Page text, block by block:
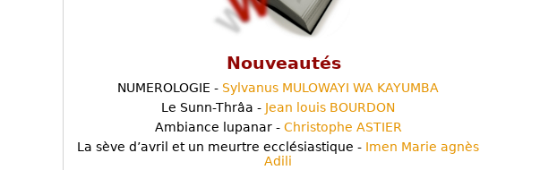
Nouveautés
NUMEROLOGIE - Sylvanus MULOWAYI WA KAYUMBA
Le Sunn-Thrâa - Jean louis BOURDON
Ambiance lupanar - Christophe ASTIER
La sève d’avril et un meurtre ecclésiastique - Imen Marie agnès
Adili